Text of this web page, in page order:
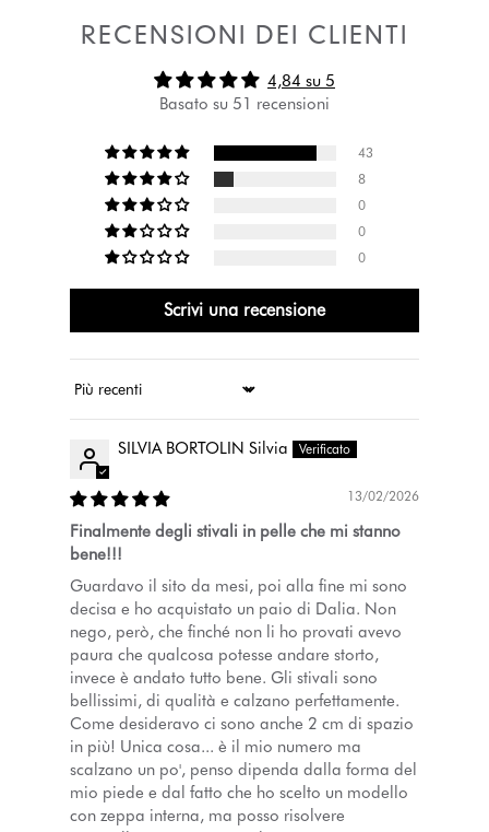
RECENSIONI DEI CLIENTI
4,84 su 5
Basato su 51 recensioni
43
8
0
0
0
Scrivi una recensione
Ordina per
SILVIA BORTOLIN Silvia
13/02/2026
Finalmente degli stivali in pelle che mi stanno
bene!!!
Guardavo il sito da mesi, poi alla fine mi sono
decisa e ho acquistato un paio di Dalia. Non
nego, però, che finché non li ho provati avevo
paura che qualcosa potesse andare storto,
invece è andato tutto bene. Gli stivali sono
bellissimi, di qualità e calzano perfettamente.
Come desideravo ci sono anche 2 cm di spazio
in più! Unica cosa... è il mio numero ma
scalzano un po', penso dipenda dalla forma del
mio piede e dal fatto che ho scelto un modello
con zeppa interna, ma posso risolvere